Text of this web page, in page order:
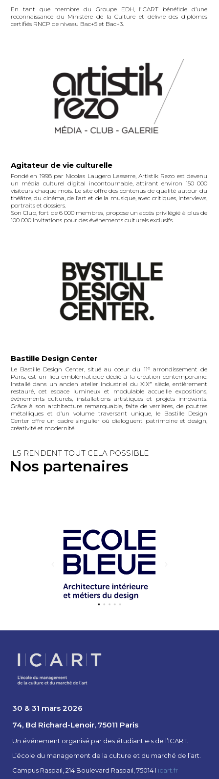
En tant que membre du Groupe EDH, l’ICART bénéficie d’une
reconnaissance du Ministère de la Culture et délivre des diplômes
certifiés RNCP de niveau Bac+5 et Bac+3.
Agitateur de vie culturelle
Fondé en 1998 par Nicolas Laugero Lasserre, Artistik Rezo est devenu
un média culturel digital incontournable, attirant environ 150 000
visiteurs chaque mois. Le site offre des contenus de qualité autour du
théâtre, du cinéma, de l’art et de la musique, avec critiques, interviews,
portraits et dossiers.
Son Club, fort de 6 000 membres, propose un accès privilégié à plus de
100 000 invitations pour des événements culturels exclusifs.
Bastille Design Center
Le Bastille Design Center, situé au cœur du 11ᵉ arrondissement de
Paris, est un lieu emblématique dédié à la création contemporaine.
Installé dans un ancien atelier industriel du XIXᵉ siècle, entièrement
restauré, cet espace lumineux et modulable accueille expositions,
événements culturels, installations artistiques et projets innovants.
Grâce à son architecture remarquable, faite de verrières, de poutres
métalliques et d’un volume traversant unique, le Bastille Design
Center offre un cadre singulier où dialoguent patrimoine et design,
créativité et modernité.
ILS RENDENT TOUT CELA POSSIBLE
Nos partenaires
30 & 31 mars 2026
74, Bd Richard-Lenoir, 75011 Paris
Un événement organisé par des étudiant·e·s de l’ICART.
L’école du management de la culture et du marché de l’art.
Campus Raspail, 214 Boulevard Raspail, 75014 I icart.fr